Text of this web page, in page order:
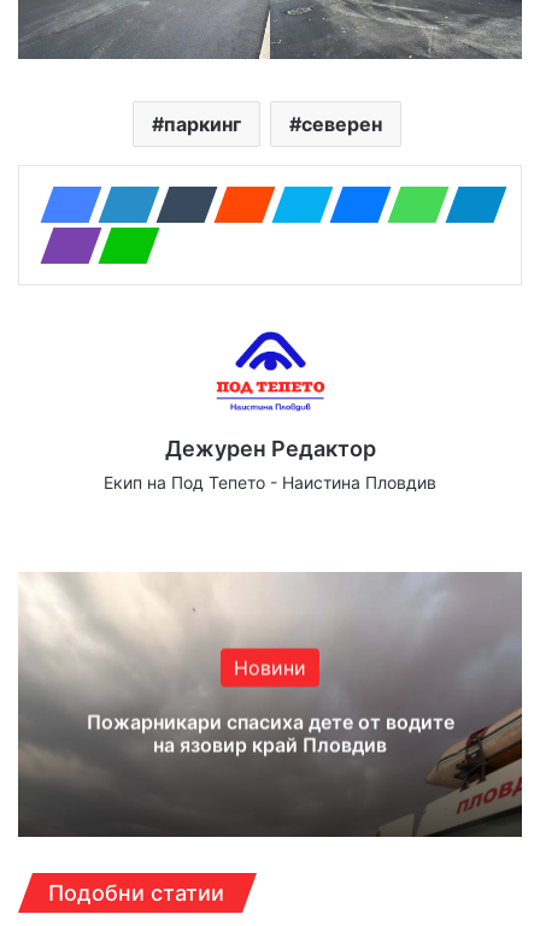
паркинг северен
Дежурен Редактор
Екип на Под Тепето - Наистина Пловдив
Новини
Пожарникари спасиха дете от водите
на язовир край Пловдив
Подобни статии